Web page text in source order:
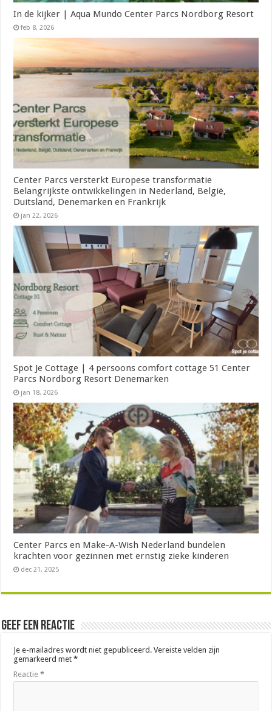
In de kijker | Aqua Mundo Center Parcs Nordborg Resort
feb 8, 2026
Center Parcs versterkt Europese transformatie
Belangrijkste ontwikkelingen in Nederland, België,
Duitsland, Denemarken en Frankrijk
jan 22, 2026
Spot Je Cottage | 4 persoons comfort cottage 51 Center
Parcs Nordborg Resort Denemarken
jan 18, 2026
Center Parcs en Make-A-Wish Nederland bundelen
krachten voor gezinnen met ernstig zieke kinderen
dec 21, 2025
Geef een reactie
Je e-mailadres wordt niet gepubliceerd. Vereiste velden zijn
gemarkeerd met*
Reactie*